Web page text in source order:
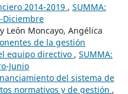
2014-2019 , SUMMA:
Diciembre
León Moncayo, Angélica
de la gestión
equipo directivo , SUMMA:
Junio
del sistema de
normativos y de gestión ,